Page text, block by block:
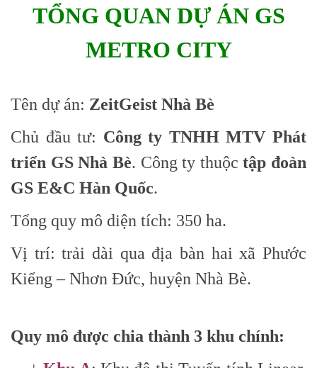
TỔNG QUAN DỰ ÁN GS
METRO CITY
Tên dự án: ZeitGeist Nhà Bè
Chủ đầu tư: Công ty TNHH MTV Phát
triển GS Nhà Bè. Công ty thuộctập đoàn
GS E&C Hàn Quốc.
Tổng quy mô diện tích: 350 ha.
Vị trí: trải dài qua địa bàn hai xã Phước
Kiểng – Nhơn Đức, huyện Nhà Bè.
Quy mô được chia thành 3 khu chính: